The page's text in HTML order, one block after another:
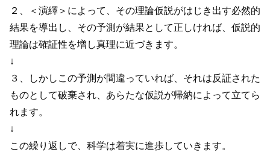
２、＜演繹＞によって、その理論仮説がはじき出す必然的
結果を導出し、その予測が結果として正しければ、仮説的
理論は確証性を増し真理に近づきます。
↓
３、しかしこの予測が間違っていれば、それは反証された
ものとして破棄され、あらたな仮説が帰納によって立てら
れます。
↓
この繰り返しで、科学は着実に進歩していきます。